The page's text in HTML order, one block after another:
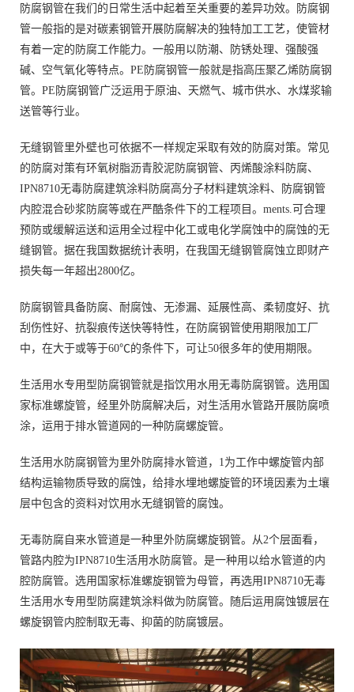
防腐钢管在我们的日常生活中起着至关重要的差异功效。防腐钢
管一般指的是对碳素钢管开展防腐解决的独特加工工艺，使管材
有着一定的防腐工作能力。一般用以防潮、防锈处理、强酸强
碱、空气氧化等特点。PE防腐钢管一般就是指高压聚乙烯防腐钢
管。PE防腐钢管广泛运用于原油、天燃气、城市供水、水煤浆输
送管等行业。
无缝钢管里外壁也可依据不一样规定采取有效的防腐对策。常见
的防腐对策有环氧树脂沥青胶泥防腐钢管、丙烯酸涂料防腐、
IPN8710无毒防腐建筑涂料防腐高分子材料建筑涂料、防腐钢管
内腔混合砂浆防腐等或在严酷条件下的工程项目。ments.可合理
预防或缓解运送和运用全过程中化工或电化学腐蚀中的腐蚀的无
缝钢管。据在我国数据统计表明，在我国无缝钢管腐蚀立即财产
损失每一年超出2800亿。
防腐钢管具备防腐、耐腐蚀、无渗漏、延展性高、柔韧度好、抗
刮伤性好、抗裂痕传送快等特性，在防腐钢管使用期限加工厂
中，在大于或等于60℃的条件下，可让50很多年的使用期限。
生活用水专用型防腐钢管就是指饮用水用无毒防腐钢管。选用国
家标准螺旋管，经里外防腐解决后，对生活用水管路开展防腐喷
涂，运用于排水管道网的一种防腐螺旋管。
生活用水防腐钢管为里外防腐排水管道，1为工作中螺旋管内部
结构运输物质导致的腐蚀，给排水埋地螺旋管的环境因素为土壤
层中包含的资料对饮用水无缝钢管的腐蚀。
无毒防腐自来水管道是一种里外防腐螺旋钢管。从2个层面看，
管路内腔为IPN8710生活用水防腐管。是一种用以给水管道的内
腔防腐管。选用国家标准螺旋钢管为母管，再选用IPN8710无毒
生活用水专用型防腐建筑涂料做为防腐管。随后运用腐蚀镀层在
螺旋钢管内腔制取无毒、抑菌的防腐镀层。